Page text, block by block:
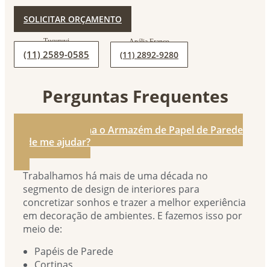
SOLICITAR ORÇAMENTO
(11) 2589-0585 (11) 2892-9280
Perguntas Frequentes
1. De que forma o Armazém de Papel de Parede
pode me ajudar?
Trabalhamos há mais de uma década no
segmento de design de interiores para
concretizar sonhos e trazer a melhor experiência
em decoração de ambientes. E fazemos isso por
meio de:
Papéis de Parede